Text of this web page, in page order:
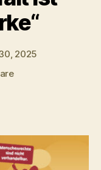
2025
zu
Vielfalt
ist